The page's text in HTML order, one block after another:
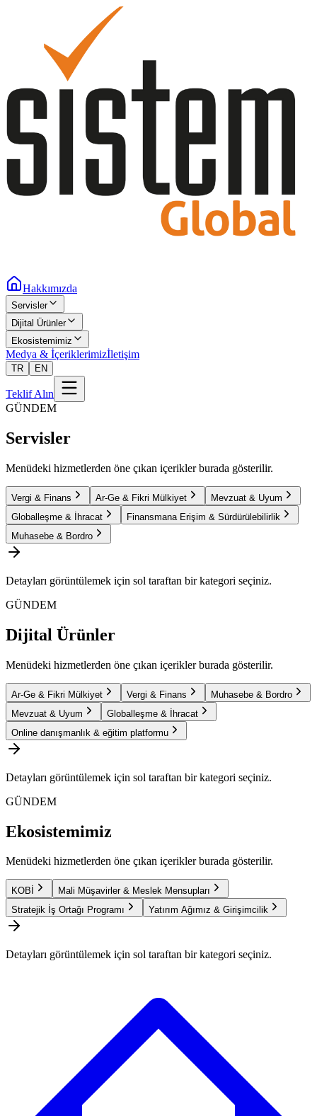
Hakkımızda
Servisler
Dijital Ürünler
Ekosistemimiz
Medya & İçeriklerimizİletişim
TR EN
Teklif Alın
GÜNDEM
Servisler
Menüdeki hizmetlerden öne çıkan içerikler burada gösterilir.
Vergi & Finans Ar-Ge & Fikri Mülkiyet
Mevzuat & Uyum
Globalleşme & İhracat
Finansmana Erişim & Sürdürülebilirlik
Muhasebe & Bordro
Detayları görüntülemek için sol taraftan bir kategori seçiniz.
GÜNDEM
Dijital Ürünler
Menüdeki hizmetlerden öne çıkan içerikler burada gösterilir.
Ar-Ge & Fikri Mülkiyet Vergi & Finans
Muhasebe & Bordro
Mevzuat & Uyum
Globalleşme & İhracat
Online danışmanlık & eğitim platformu
Detayları görüntülemek için sol taraftan bir kategori seçiniz.
GÜNDEM
Ekosistemimiz
Menüdeki hizmetlerden öne çıkan içerikler burada gösterilir.
KOBİ
Mali Müşavirler & Meslek Mensupları
Stratejik İş Ortağı Programı
Yatırım Ağımız & Girişimcilik
Detayları görüntülemek için sol taraftan bir kategori seçiniz.